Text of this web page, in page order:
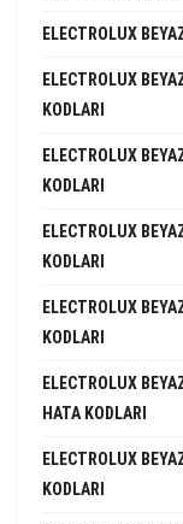
ELECTROLUX
ELECTROLUX
KODLARI
ELECTROLUX
KODLARI
ELECTROLUX
KODLARI
ELECTROLUX
KODLARI
ELECTROLUX
HATA KODLARI
ELECTROLUX
KODLARI